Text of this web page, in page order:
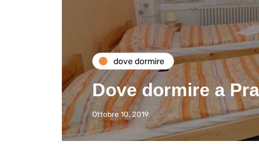
dove dormire
Dove dormire a
Ottobre 10, 2019